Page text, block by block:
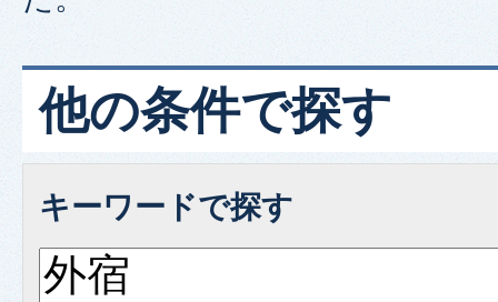
他の条件で探す
キーワードで探す